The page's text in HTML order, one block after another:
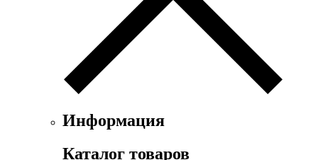
Информация
Каталог товаров